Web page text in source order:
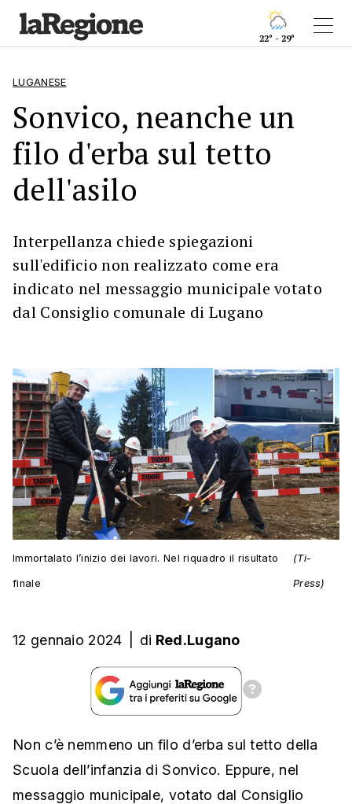
22° - 29°
LUGANESE
Sonvico, neanche un
filo d'erba sul tetto
dell'asilo
Interpellanza chiede spiegazioni
sull'edificio non realizzato come era
indicato nel messaggio municipale votato
dal Consiglio comunale di Lugano
Immortalato l’inizio dei lavori. Nel riquadro il risultato
finale
(Ti-
Press)
12 gennaio 2024 di Red.Lugano
Non c’è nemmeno un filo d’erba sul tetto della
Scuola dell’infanzia di Sonvico. Eppure, nel
messaggio municipale, votato dal Consiglio